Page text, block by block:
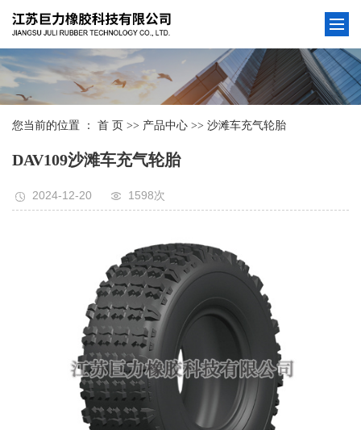
您当前的位置 ： 首 页 >> 产品中心 >> 沙滩车充气轮胎
DAV109沙滩车充气轮胎
2024-12-20 1598次